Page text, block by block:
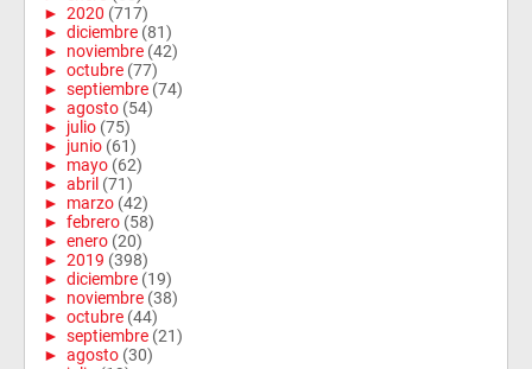
► 2020 (717)
► diciembre (81)
► noviembre (42)
► octubre (77)
► septiembre (74)
► agosto (54)
► julio (75)
► junio (61)
► mayo (62)
► abril (71)
► marzo (42)
► febrero (58)
► enero (20)
► 2019 (398)
► diciembre (19)
► noviembre (38)
► octubre (44)
► septiembre (21)
► agosto (30)